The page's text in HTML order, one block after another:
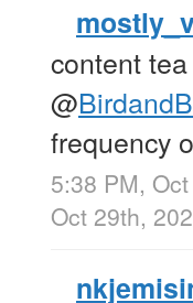
content
@
frequency
5:38 PM,
Oct 29th,